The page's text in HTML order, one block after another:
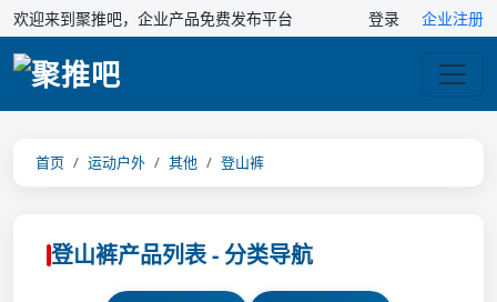
欢迎来到聚推吧，企业产品免费发布平台 登录 企业注册
首页 运动户外 其他 登山裤
登山裤产品列表 - 分类导航